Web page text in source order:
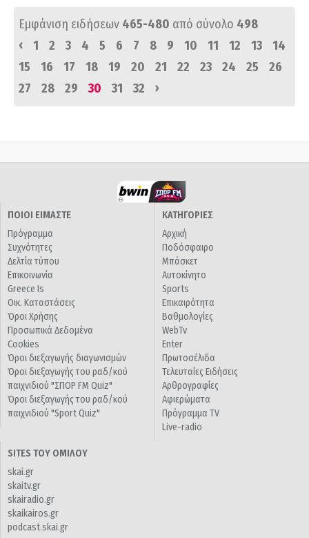
Εμφάνιση ειδήσεων 465-480 από σύνολο 498
‹
1 2 3 4 5 6 7 8 9 10 11 12 13
14
15
16 17 18 19 20 21 22 23 24 25
26
27
28 29 30 31 32 ›
ΠΟΙΟΙ ΕΙΜΑΣΤΕ
Πρόγραμμα
Συχνότητες
Δελτία τύπου
Επικοινωνία
Greece Is
Οικ. Καταστάσεις
Όροι Χρήσης
Προσωπικά Δεδομένα
Cookies
Όροι διεξαγωγής διαγωνισμών
Όροι διεξαγωγής του ραδ/κού
παιχνιδιού "ΣΠΟΡ FM Quiz"
Όροι διεξαγωγής του ραδ/κού
παιχνιδιού "Sport Quiz"
ΚΑΤΗΓΟΡΙΕΣ
Αρχική
Ποδόσφαιρο
Μπάσκετ
Αυτοκίνητο
Sports
Επικαιρότητα
Βαθμολογίες
WebTv
Enter
Πρωτοσέλιδα
Τελευταίες Ειδήσεις
Αρθρογραφίες
Αφιερώματα
Πρόγραμμα TV
Live-radio
SITES ΤΟΥ ΟΜΙΛΟΥ
skai.gr
skaitv.gr
skairadio.gr
skaikairos.gr
podcast.skai.gr